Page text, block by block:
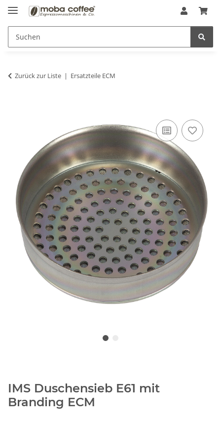
Zurück zur Liste Ersatzteile ECM
IMS Duschensieb E61 mit
Branding ECM